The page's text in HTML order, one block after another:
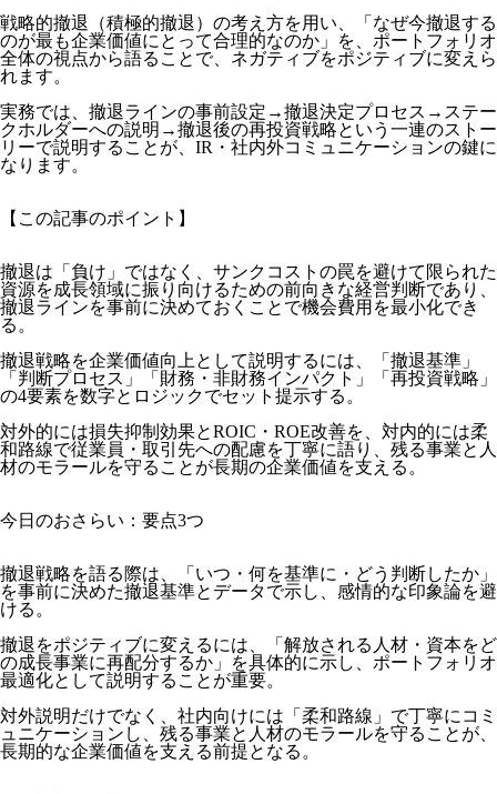
戦略的撤退（積極的撤退）の考え方を用い、「なぜ今撤退する
のが最も企業価値にとって合理的なのか」を、ポートフォリオ
全体の視点から語ることで、ネガティブをポジティブに変えら
れます。
実務では、撤退ラインの事前設定→撤退決定プロセス→ステー
クホルダーへの説明→撤退後の再投資戦略という一連のストー
リーで説明することが、IR・社内外コミュニケーションの鍵に
なります。
【この記事のポイント】
撤退は「負け」ではなく、サンクコストの罠を避けて限られた
資源を成長領域に振り向けるための前向きな経営判断であり、
撤退ラインを事前に決めておくことで機会費用を最小化でき
る。
撤退戦略を企業価値向上として説明するには、「撤退基準」
「判断プロセス」「財務・非財務インパクト」「再投資戦略」
の4要素を数字とロジックでセット提示する。
対外的には損失抑制効果とROIC・ROE改善を、対内的には柔
和路線で従業員・取引先への配慮を丁寧に語り、残る事業と人
材のモラールを守ることが長期の企業価値を支える。
今日のおさらい：要点3つ
撤退戦略を語る際は、「いつ・何を基準に・どう判断したか」
を事前に決めた撤退基準とデータで示し、感情的な印象論を避
ける。
撤退をポジティブに変えるには、「解放される人材・資本をど
の成長事業に再配分するか」を具体的に示し、ポートフォリオ
最適化として説明することが重要。
対外説明だけでなく、社内向けには「柔和路線」で丁寧にコミ
ュニケーションし、残る事業と人材のモラールを守ることが、
長期的な企業価値を支える前提となる。